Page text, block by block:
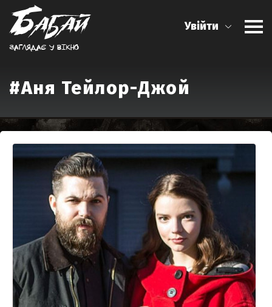
Заглядає у вiкно
Увійти
#Аня Тейлор-Джой